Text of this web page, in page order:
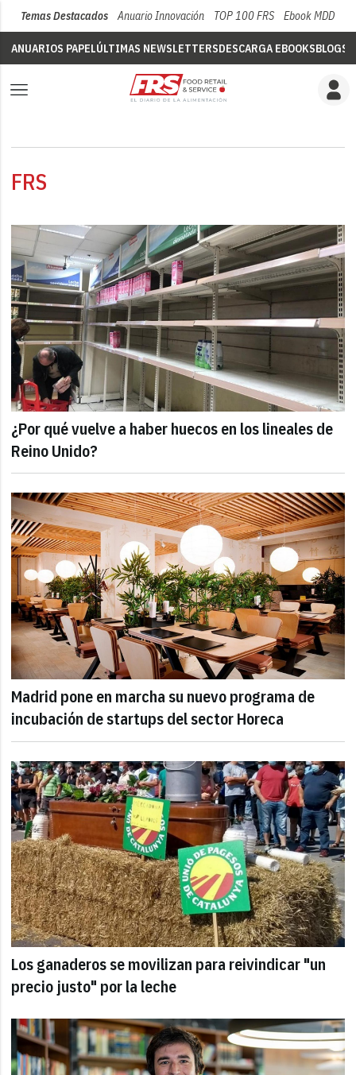
Temas Destacados Anuario Innovación TOP 100 FRS Ebook MDD
ANUARIOS PAPELÚLTIMAS NEWSLETTERSDESCARGA EBOOKSBLOGS
FRS
¿Por qué vuelve a haber huecos en los lineales de
Reino Unido?
Madrid pone en marcha su nuevo programa de
incubación de startups del sector Horeca
Los ganaderos se movilizan para reivindicar "un
precio justo" por la leche